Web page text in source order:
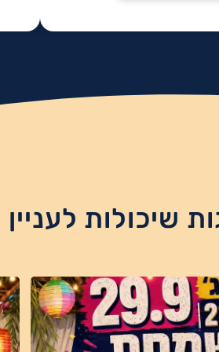
שיכולות